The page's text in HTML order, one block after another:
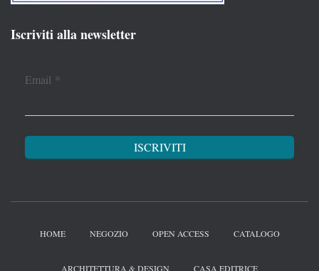
Iscriviti alla newsletter
Email *
HOME NEGOZIO OPEN ACCESS CATALOGO
ARCHITETTURA & DESIGN CASA EDITRICE